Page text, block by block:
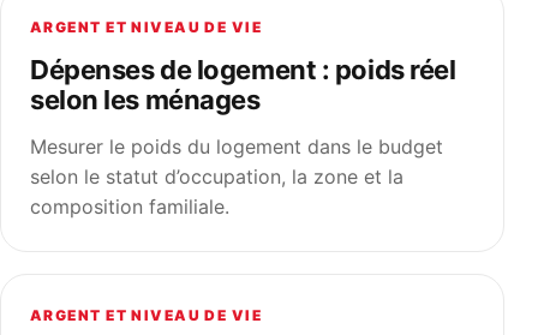
ARGENT ET NIVEAU DE VIE
Dépenses de logement : poids réel
selon les ménages
Mesurer le poids du logement dans le budget
selon le statut d’occupation, la zone et la
composition familiale.
ARGENT ET NIVEAU DE VIE